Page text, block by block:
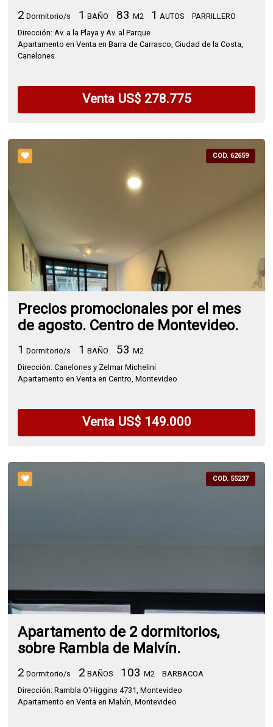
2 Dormitorio/s 1 BAÑO 83 M2 1 AUTOS
PARRILLERO
Dirección: Av. a la Playa y Av. al Parque
Apartamento en Venta en Barra de Carrasco, Ciudad de la Costa,
Canelones
Venta US$ 278.775
COD. 62659
Precios promocionales por el mes
de agosto. Centro de Montevideo.
1 Dormitorio/s 1 BAÑO 53 M2
Dirección: Canelones y Zelmar Michelini
Apartamento en Venta en Centro, Montevideo
Venta US$ 149.000
COD. 55237
Apartamento de 2 dormitorios,
sobre Rambla de Malvín.
2 Dormitorio/s 2 BAÑOS 103 M2
BARBACOA
Dirección: Rambla O'Higgins 4731, Montevideo
Apartamento en Venta en Malvín, Montevideo